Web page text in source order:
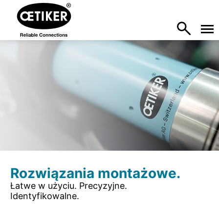
Rozwiązania montażowe.
Łatwe w użyciu. Precyzyjne.
Identyfikowalne.